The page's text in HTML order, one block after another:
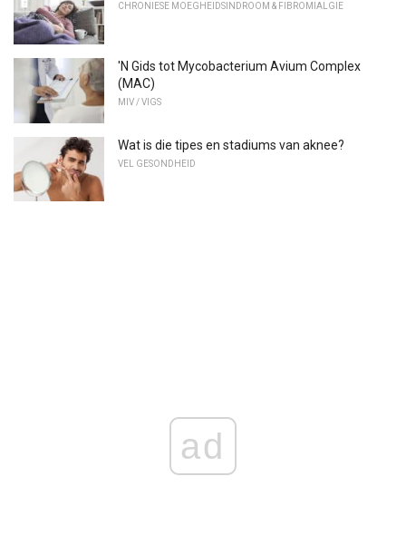
CHRONIESE MOEGHEIDSINDROOM & FIBROMIALGIE
'N Gids tot Mycobacterium Avium Complex
(MAC)
MIV / VIGS
Wat is die tipes en stadiums van aknee?
VEL GESONDHEID
ad